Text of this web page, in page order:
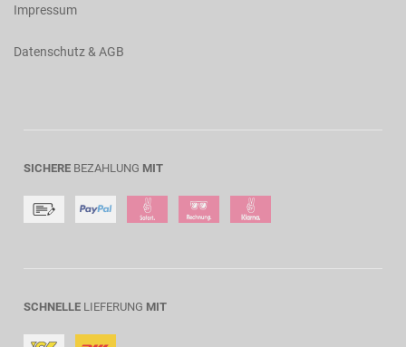
Impressum
Datenschutz & AGB
SICHERE BEZAHLUNG MIT
SCHNELLE LIEFERUNG MIT